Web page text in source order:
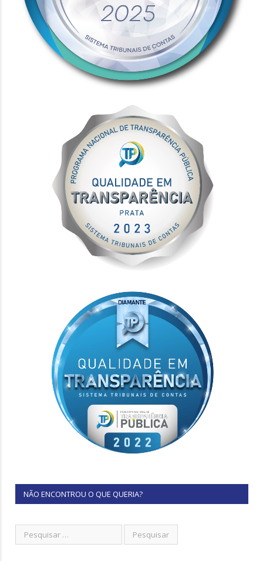
NÃO ENCONTROU O QUE QUERIA?